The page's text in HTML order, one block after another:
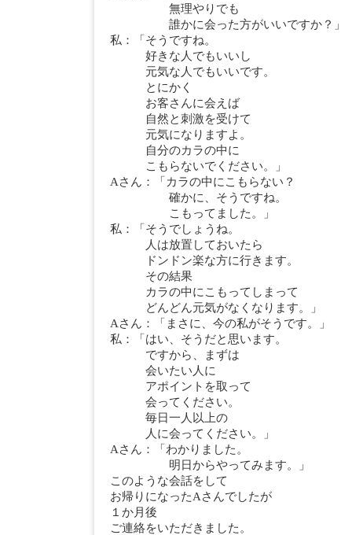
無理やりでも
誰かに会った方がいいですか？」
私：「そうですね。
好きな人でもいいし
元気な人でもいいです。
とにかく
お客さんに会えば
自然と刺激を受けて
元気になりますよ。
自分のカラの中に
こもらないでください。」
Aさん：「カラの中にこもらない？
確かに、そうですね。
こもってました。」
私：「そうでしょうね。
人は放置しておいたら
ドンドン楽な方に行きます。
その結果
カラの中にこもってしまって
どんどん元気がなくなります。」
Aさん：「まさに、今の私がそうです。」
私：「はい、そうだと思います。
ですから、まずは
会いたい人に
アポイントを取って
会ってください。
毎日一人以上の
人に会ってください。」
Aさん：「わかりました。
明日からやってみます。」
このような会話をして
お帰りになったAさんでしたが
１か月後
ご連絡をいただきました。